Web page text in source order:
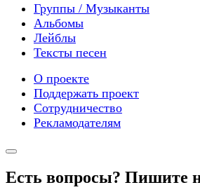
Группы / Музыканты
Альбомы
Лейблы
Тексты песен
О проекте
Поддержать проект
Сотрудничество
Рекламодателям
Есть вопросы? Пишите